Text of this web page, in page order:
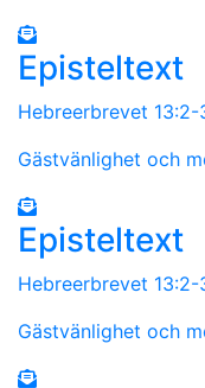
Episteltext
Hebreerbrevet 13:2-
Gästvänlighet och
Episteltext
Hebreerbrevet 13:2-
Gästvänlighet och